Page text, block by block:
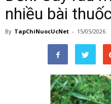
nhiều bài
By TapChiNuocUcNet - 15/05/2026